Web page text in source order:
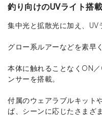
釣り向けのUVライト搭
集中光と拡散光に加え、UV
グロー系ルアーなどを素早
本体に触れることなくON
ンサーを搭載。
付属のウェアラブルキット
ば、シーンに応じたさまざ